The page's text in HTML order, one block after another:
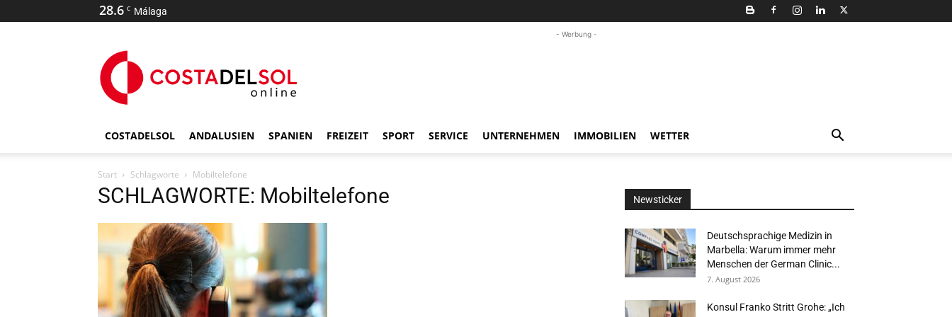
28.6 C Málaga
- Werbung -
COSTADELSOL ANDALUSIEN SPANIEN FREIZEIT SPORT SERVICE UNTERNEHMEN IMMOBILIEN WETTER
Start Schlagworte Mobiltelefone
SCHLAGWORTE: Mobiltelefone Newsticker
Deutschsprachige Medizin in
Marbella: Warum immer mehr
Menschen der German Clinic...
7. August 2026
Konsul Franko Stritt Grohe: „Ich